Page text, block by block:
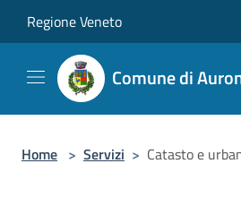
Regione Veneto
Comune di
Home > Servizi > Catasto e